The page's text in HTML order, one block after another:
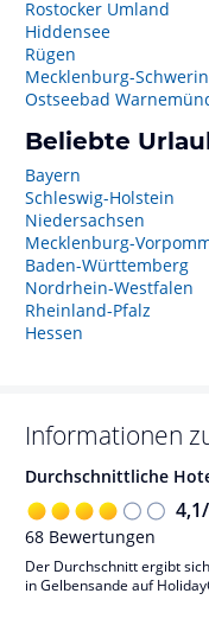
Rostocker Umland
Hiddensee
Rügen
Mecklenburg-Schwerin
Ostseebad
Beliebte
Bayern
Schleswig-Holstein
Niedersachsen
Mecklenburg-
Baden-Württemberg
Nordrhein-Westfalen
Rheinland-Pfalz
Hessen
Informationen
Durchschnittliche
4,1/
68 Bewertungen
Der Durchschnitt ergibt
in Gelbensande auf